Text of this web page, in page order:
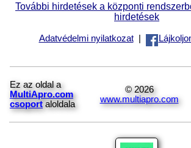
További hirdetések a központi
hirdetések
Adatvédelmi nyilatkozat|
Ez az oldal a
MultiApro.com
csoport aloldala
© 2026
www.multiapro.com